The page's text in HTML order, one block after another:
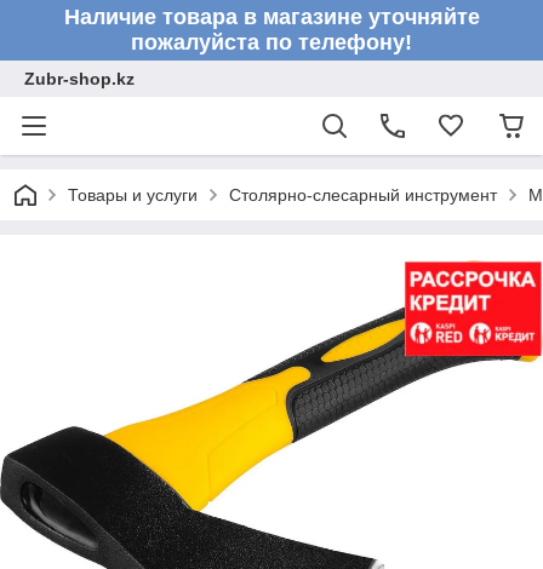
Наличие товара в магазине уточняйте
пожалуйста по телефону!
Zubr-shop.kz
Товары и услуги Столярно-слесарный инструмент